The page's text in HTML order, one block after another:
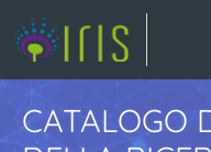
CATALOGO